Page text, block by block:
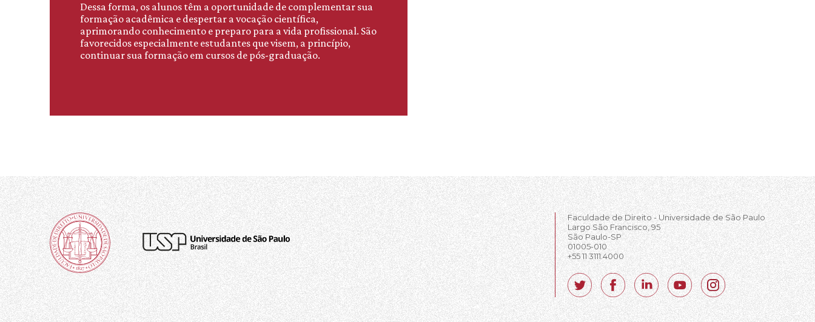
Dessa forma, os alunos têm a oportunidade de complementar sua
formação acadêmica e despertar a vocação científica,
aprimorando conhecimento e preparo para a vida profissional. São
favorecidos especialmente estudantes que visem, a princípio,
continuar sua formação em cursos de pós-graduação.
Faculdade de Direito - Universidade de São Paulo
Largo São Francisco, 95
São Paulo-SP
01005-010
+55 11 3111.4000